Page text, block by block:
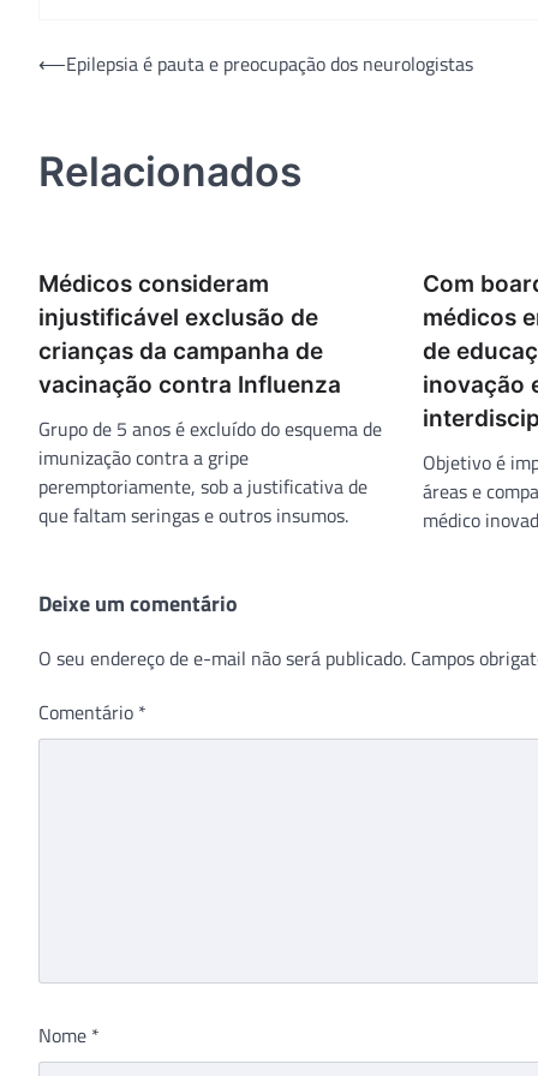
Navegação
⟵Epilepsia é pauta e preocupação dos neurologistas
Relacionados
Médicos consideram
injustificável exclusão de
crianças da campanha de
vacinação contra Influenza
Grupo de 5 anos é excluído do esquema de
imunização contra a gripe
peremptoriamente, sob a justificativa de
que faltam seringas e outros insumos.
Com
médicos
de
inovação
Objetivo é
áreas e
médico
Deixe um comentário
O seu endereço de e-mail não será publicado. Campos
Comentário *
Nome *